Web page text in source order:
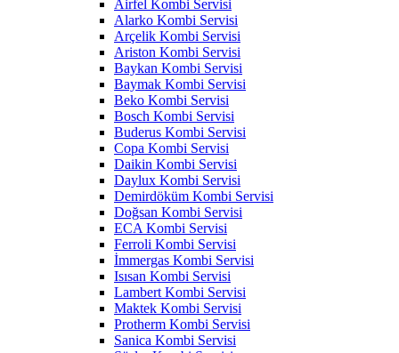
Airfel Kombi Servisi
Alarko Kombi Servisi
Arçelik Kombi Servisi
Ariston Kombi Servisi
Baykan Kombi Servisi
Baymak Kombi Servisi
Beko Kombi Servisi
Bosch Kombi Servisi
Buderus Kombi Servisi
Copa Kombi Servisi
Daikin Kombi Servisi
Daylux Kombi Servisi
Demirdöküm Kombi Servisi
Doğsan Kombi Servisi
ECA Kombi Servisi
Ferroli Kombi Servisi
İmmergas Kombi Servisi
Isısan Kombi Servisi
Lambert Kombi Servisi
Maktek Kombi Servisi
Protherm Kombi Servisi
Sanica Kombi Servisi